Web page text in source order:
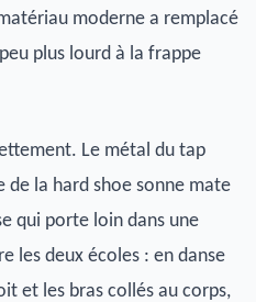
moderne a remplacé
plus lourd à la frappe
Le métal du tap
de la hard shoe sonne mate
qui porte loin dans une
les deux écoles : en danse
et les bras collés au corps,